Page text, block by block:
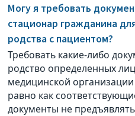
Могу я требовать
стационар гражданина
родства с пациентом?
Требовать какие-либо
родство определенных
медицинской
равно как
документы не